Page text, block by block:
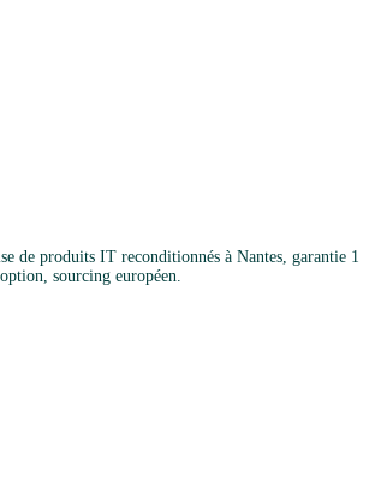
de produits IT reconditionnés à Nantes, garantie 1
sourcing européen.